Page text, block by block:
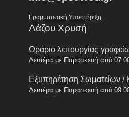
Γραμματειακή Υποστήριξη:
Λάζου Χρυσή
Ωράριο λειτουργίας
Δευτέρα με Παρασκευή από
Εξυπηρέτηση Σωματείων /
Δευτέρα με Παρασκευή από